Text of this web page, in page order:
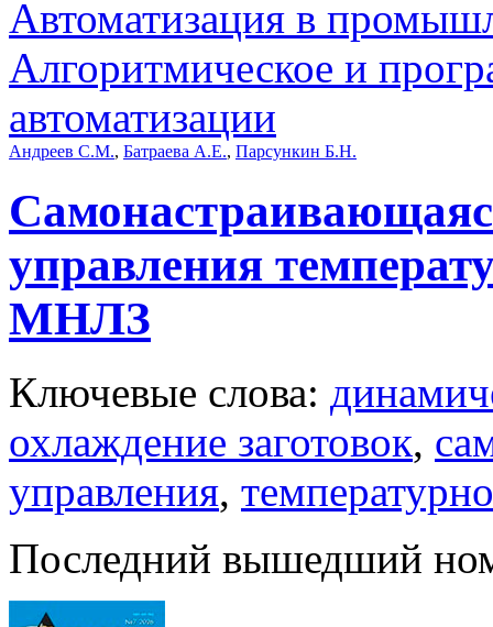
Автоматизация в
Алгоритмическое и
автоматизации
Андреев С.М., Батраева А.Е., Парсункин Б.Н.
управления
МНЛЗ
Ключевые слова:
охлаждение заготовок,
управления,
Последний вышедший